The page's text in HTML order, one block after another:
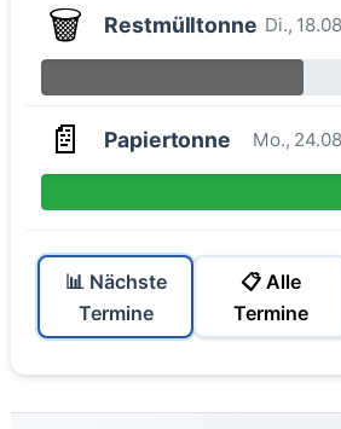
🗑️ Restmülltonne Di.,
📄 Papiertonne Mo.,
📊 Nächste
Termine
📋 Alle
Termine